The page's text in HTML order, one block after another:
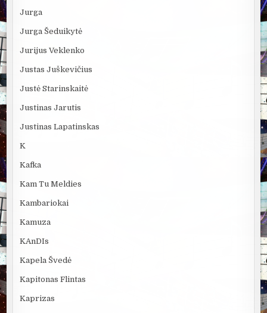
Jurga
Jurga Šeduikytė
Jurijus Veklenko
Justas Juškevičius
Justė Starinskaitė
Justinas Jarutis
Justinas Lapatinskas
K
Kafka
Kam Tu Meldies
Kambariokai
Kamuza
KAnDIs
Kapela Švedė
Kapitonas Flintas
Kaprizas